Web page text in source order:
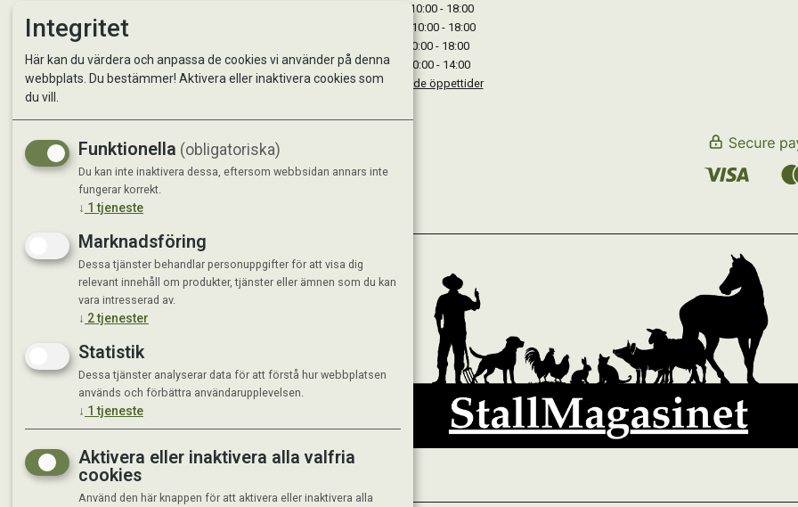
Onsdag : 10:00 - 18:00
Torsdag : 10:00 - 18:00
Fredag : 10:00 - 18:00
Lördag : 10:00 - 14:00
Se avvikande öppettider
Integritet
Här kan du värdera och anpassa de cookies vi använder på denna
webbplats. Du bestämmer! Aktivera eller inaktivera cookies som
du vill.
Funktionella (obligatoriska)
Du kan inte inaktivera dessa, eftersom webbsidan annars inte
fungerar korrekt.
↓ 1 tjeneste
Marknadsföring
Dessa tjänster behandlar personuppgifter för att visa dig
relevant innehåll om produkter, tjänster eller ämnen som du kan
vara intresserad av.
↓ 2tjenester
Statistik
Dessa tjänster analyserar data för att förstå hur webbplatsen
används och förbättra användarupplevelsen.
↓ 1 tjeneste
Aktivera eller inaktivera alla valfria
cookies
Använd den här knappen för att aktivera eller inaktivera alla